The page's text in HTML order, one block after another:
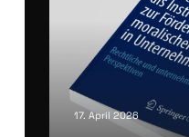
17. April 2026